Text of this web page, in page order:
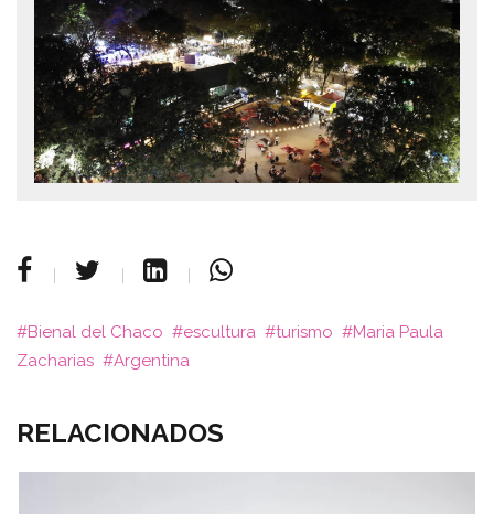
Bienal del Chaco escultura turismo
Maria Paula
Zacharias
Argentina
RELACIONADOS